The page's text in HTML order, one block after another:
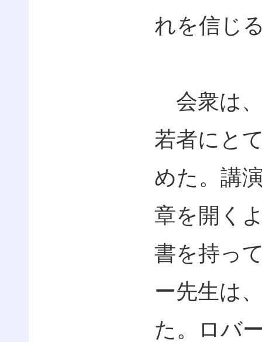
れを信じ
会衆は
若者にと
めた。講
章を開く
書を持っ
ー先生は
た。ロバ